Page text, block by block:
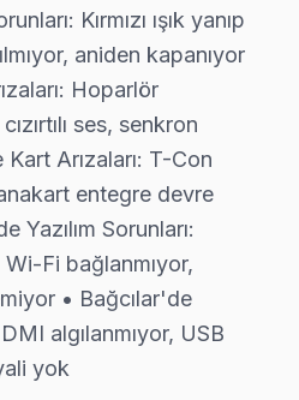
ekibi arıza semptomlarını
ESR ölçer ile elektronik
edilir: panel mi, anakart mı, güç
onay olmadan işlem
bu TV parça ile onarım
test edilir; garanti
Tavsiyeleri
en yaygın kullanıcı hatası;
arızalandığında
Kırmızı ışık yanıp
aniden kapanıyor
Hoparlör
ses, senkron
Arızaları: T-Con
entegre devre
Yazılım Sorunları:
Wi-Fi bağlanmıyor,
• Bağcılar'de
algılanmıyor, USB
yok